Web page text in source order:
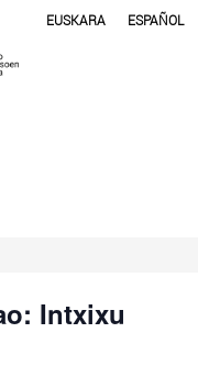
EUSKARA ESPAÑOL
Intxixu